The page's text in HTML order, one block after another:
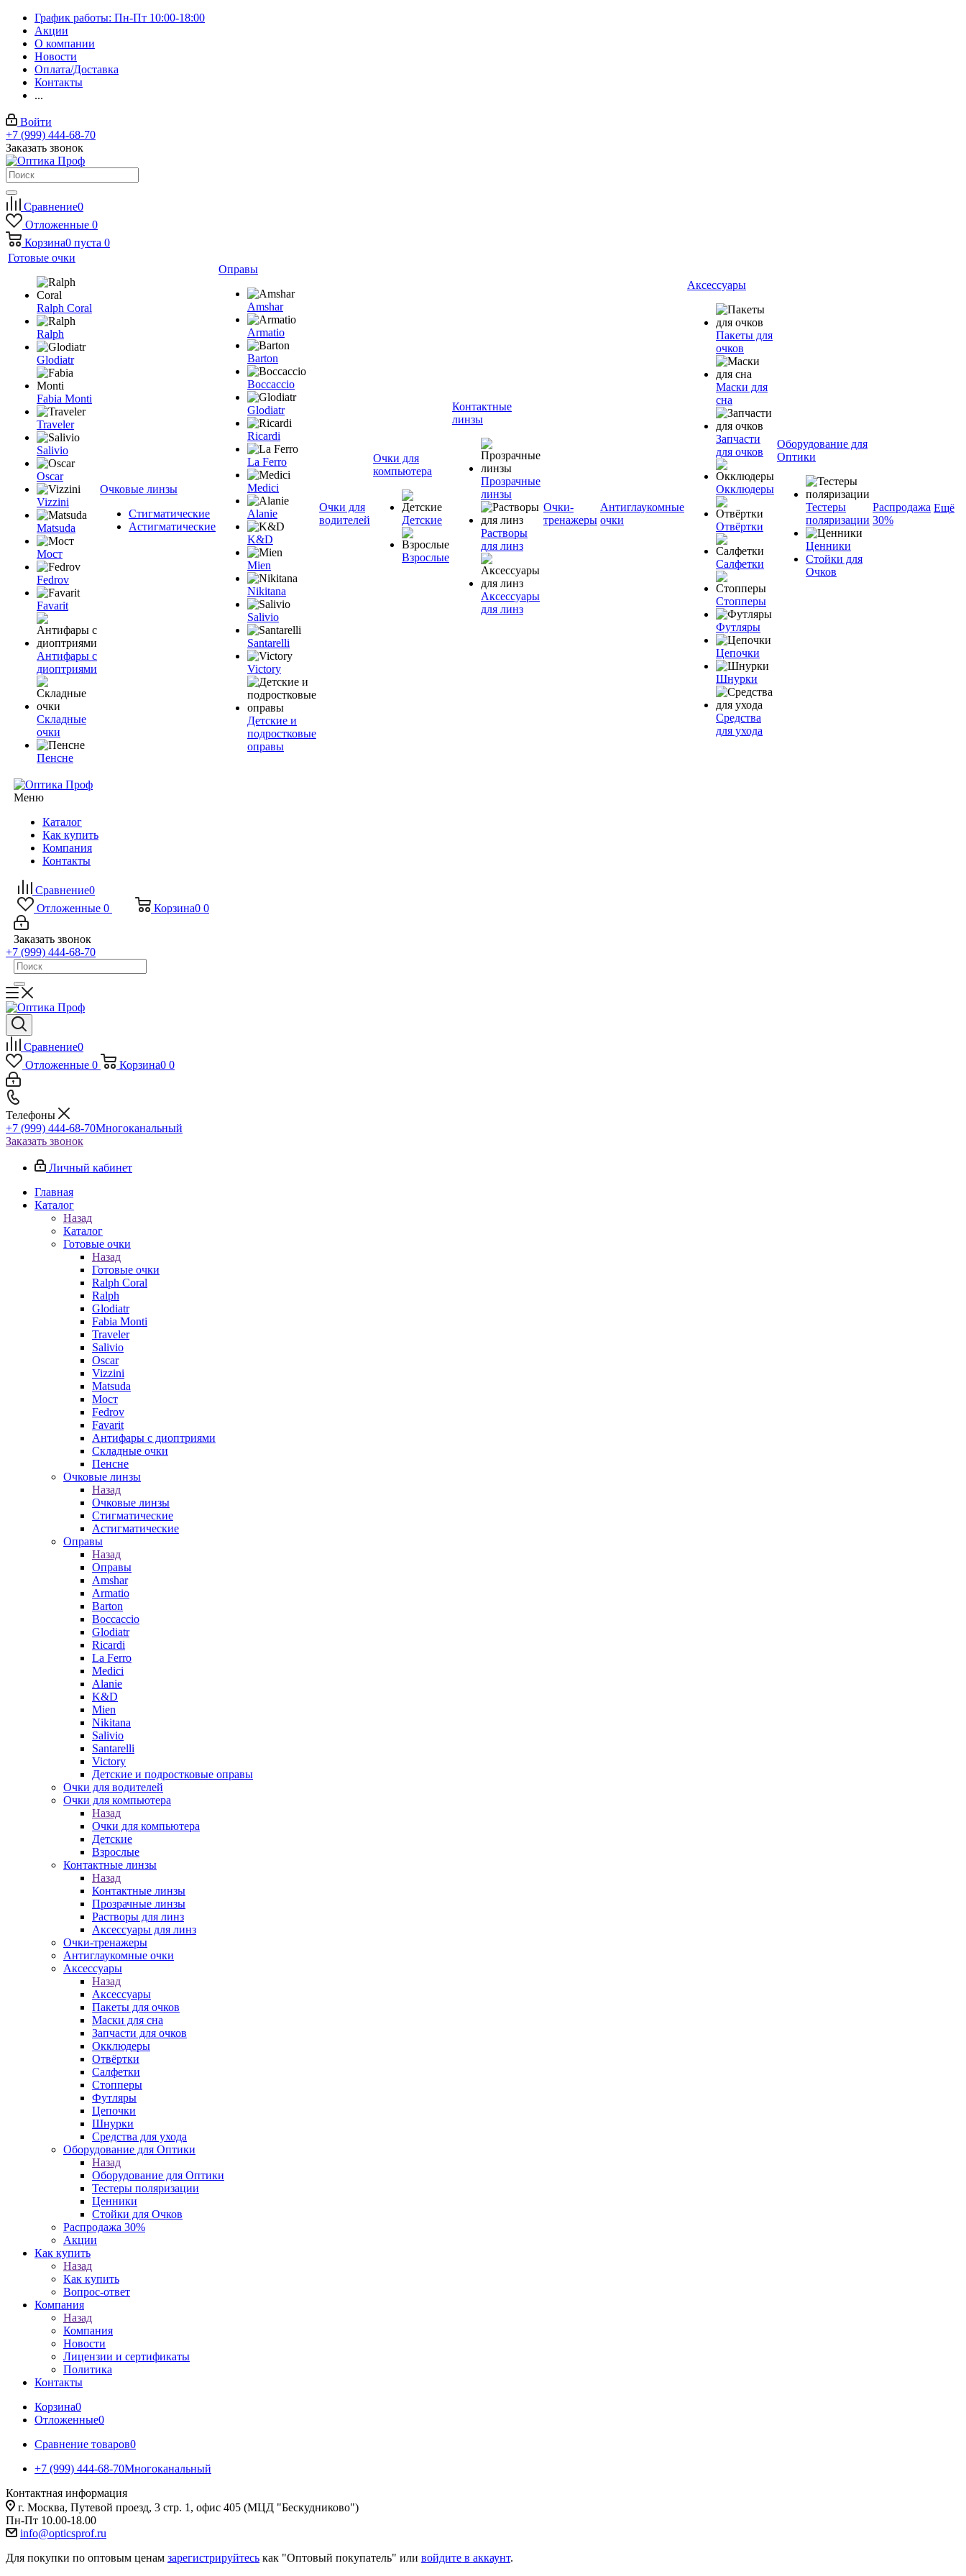
График работы: Пн-Пт 10:00-18:00
Акции
О компании
Новости
Оплата/Доставка
Контакты
...
Войти
+7 (999) 444-68-70
Заказать звонок
Сравнение0
Отложенные 0
Корзина0 пуста 0
Готовые очки
Ralph Coral
Ralph
Glodiatr
Fabia Monti
Traveler
Salivio
Oscar
Vizzini
Matsuda
Мост
Fedrov
Favarit
Антифары с
диоптриями
Складные
очки
Пенсне
Очковые линзы
Стигматические
Астигматические
Оправы
Amshar
Armatio
Barton
Boccaccio
Glodiatr
Ricardi
La Ferro
Medici
Alanie
K&D
Mien
Nikitana
Salivio
Santarelli
Victory
Детские и
подростковые
оправы
Очки для
водителей
Очки для
компьютера
Детские
Взрослые
Контактные
линзы
Прозрачные
линзы
Растворы
для линз
Аксессуары
для линз
Очки-
тренажеры
Антиглаукомные
очки
Аксессуары
Пакеты для
очков
Маски для
сна
Запчасти
для очков
Окклюдеры
Отвёртки
Салфетки
Стопперы
Футляры
Цепочки
Шнурки
Средства
для ухода
Оборудование для
Оптики
Тестеры
поляризации
Ценники
Стойки для
Очков
Распродажа
30%
Ещё
Меню
Каталог
Как купить
Компания
Контакты
Сравнение0
Отложенные 0 Корзина0 0
Заказать звонок
+7 (999) 444-68-70
Сравнение0
Отложенные 0 Корзина0 0
Телефоны
+7 (999) 444-68-70Многоканальный
Заказать звонок
Личный кабинет
Главная
Каталог
Назад
Каталог
Готовые очки
Назад
Готовые очки
Ralph Coral
Ralph
Glodiatr
Fabia Monti
Traveler
Salivio
Oscar
Vizzini
Matsuda
Мост
Fedrov
Favarit
Антифары с диоптриями
Складные очки
Пенсне
Очковые линзы
Назад
Очковые линзы
Стигматические
Астигматические
Оправы
Назад
Оправы
Amshar
Armatio
Barton
Boccaccio
Glodiatr
Ricardi
La Ferro
Medici
Alanie
K&D
Mien
Nikitana
Salivio
Santarelli
Victory
Детские и подростковые оправы
Очки для водителей
Очки для компьютера
Назад
Очки для компьютера
Детские
Взрослые
Контактные линзы
Назад
Контактные линзы
Прозрачные линзы
Растворы для линз
Аксессуары для линз
Очки-тренажеры
Антиглаукомные очки
Аксессуары
Назад
Аксессуары
Пакеты для очков
Маски для сна
Запчасти для очков
Окклюдеры
Отвёртки
Салфетки
Стопперы
Футляры
Цепочки
Шнурки
Средства для ухода
Оборудование для Оптики
Назад
Оборудование для Оптики
Тестеры поляризации
Ценники
Стойки для Очков
Распродажа 30%
Акции
Как купить
Назад
Как купить
Вопрос-ответ
Компания
Назад
Компания
Новости
Лицензии и сертификаты
Политика
Контакты
Корзина0
Отложенные0
Сравнение товаров0
+7 (999) 444-68-70Многоканальный
Контактная информация
г. Москва, Путевой проезд, 3 стр. 1, офис 405 (МЦД "Бескудниково")
Пн-Пт 10.00-18.00
info@opticsprof.ru
Для покупки по оптовым ценам зарегистрируйтесь как "Оптовый покупатель" или войдите в аккаунт.